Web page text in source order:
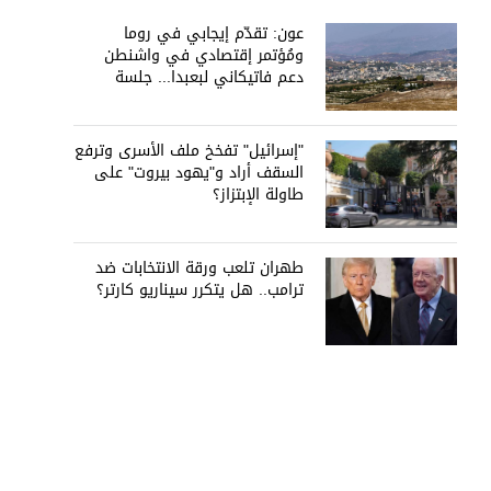
عون: تقدّم إيجابي في روما
ومُؤتمر إقتصادي في واشنطن
دعم فاتيكاني لبعبدا... جلسة
على الطاولة
"إسرائيل" تفخخ ملف الأسرى وترفع
السقف أراد و"يهود بيروت" على
طاولة الإبتزاز؟
طهران تلعب ورقة الانتخابات ضد
ترامب.. هل يتكرر سيناريو كارتر؟